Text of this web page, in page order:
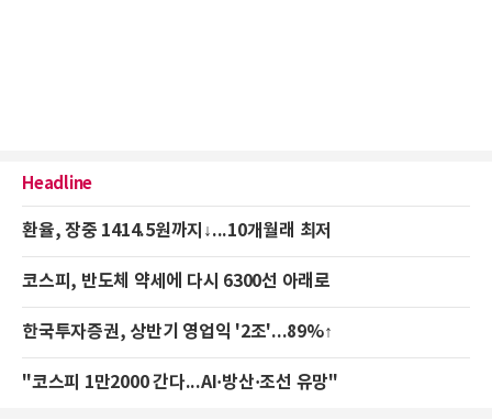
Headline
환율, 장중 1414.5원까지↓...10개월래 최저
코스피, 반도체 약세에 다시 6300선 아래로
한국투자증권, 상반기 영업익 '2조'...89%↑
"코스피 1만2000 간다...AI·방산·조선 유망"